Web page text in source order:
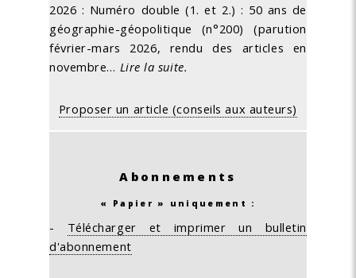
2026 : Numéro double (1. et 2.) : 50 ans de
géographie-géopolitique (n°200) (parution
février-mars 2026, rendu des articles en
novembre… Lire la suite.
Proposer un article (conseils aux auteurs)
Abonnements
« Papier » uniquement :
- Télécharger et imprimer un bulletin
d'abonnement